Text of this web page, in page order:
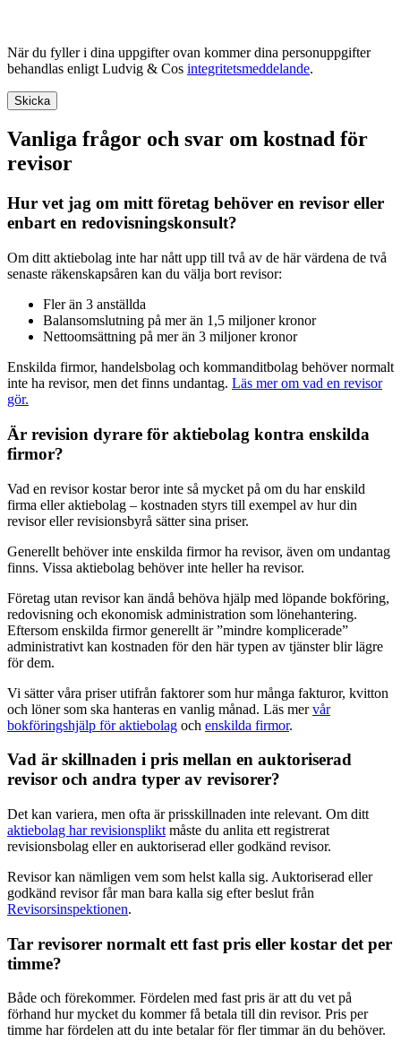
När du fyller i dina uppgifter ovan kommer dina personuppgifter
behandlas enligt Ludvig & Cos integritetsmeddelande.
Vanliga frågor och svar om kostnad för
revisor
Hur vet jag om mitt företag behöver en revisor eller
enbart en redovisningskonsult?
Om ditt aktiebolag inte har nått upp till två av de här värdena de två
senaste räkenskapsåren kan du välja bort revisor:
Fler än 3 anställda
Balansomslutning på mer än 1,5 miljoner kronor
Nettoomsättning på mer än 3 miljoner kronor
Enskilda firmor, handelsbolag och kommanditbolag behöver normalt
inte ha revisor, men det finns undantag. Läs mer om vad en revisor
gör.
Är revision dyrare för aktiebolag kontra enskilda
firmor?
Vad en revisor kostar beror inte så mycket på om du har enskild
firma eller aktiebolag – kostnaden styrs till exempel av hur din
revisor eller revisionsbyrå sätter sina priser.
Generellt behöver inte enskilda firmor ha revisor, även om undantag
finns. Vissa aktiebolag behöver inte heller ha revisor.
Företag utan revisor kan ändå behöva hjälp med löpande bokföring,
redovisning och ekonomisk administration som lönehantering.
Eftersom enskilda firmor generellt är ”mindre komplicerade”
administrativt kan kostnaden för den här typen av tjänster blir lägre
för dem.
Vi sätter våra priser utifrån faktorer som hur många fakturor, kvitton
och löner som ska hanteras en vanlig månad. Läs mervår
bokföringshjälp för aktiebolag och enskilda firmor.
Vad är skillnaden i pris mellan en auktoriserad
revisor och andra typer av revisorer?
Det kan variera, men ofta är prisskillnaden inte relevant. Om ditt
aktiebolag har revisionsplikt måste du anlita ett registrerat
revisionsbolag eller en auktoriserad eller godkänd revisor.
Revisor kan nämligen vem som helst kalla sig. Auktoriserad eller
godkänd revisor får man bara kalla sig efter beslut från
Revisorsinspektionen.
Tar revisorer normalt ett fast pris eller kostar det per
timme?
Både och förekommer. Fördelen med fast pris är att du vet på
förhand hur mycket du kommer få betala till din revisor. Pris per
timme har fördelen att du inte betalar för fler timmar än du behöver.